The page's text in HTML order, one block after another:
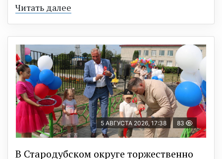
Читать далее
5 АВГУСТА 2026, 17:38 83
В Стародубском округе торжественно